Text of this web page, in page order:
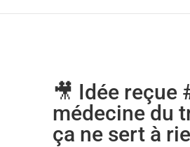
🎥 Idée reçue
médecine du
ça ne sert à